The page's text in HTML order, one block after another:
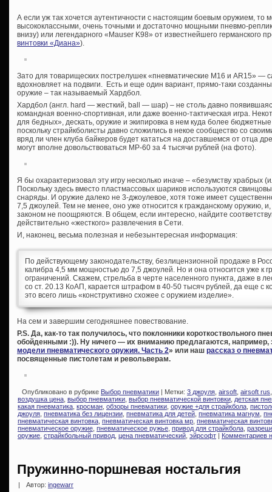
А если уж так хочется аутентичности с настоящим боевым оружием, то
высококлассными, очень точными и достаточно мощными пневмо-
внизу) или легендарного «Mauser K98» от известнейшего германского
винтовки «Диана»).
Зато для товарищеских пострелушек «пневматические М16 и AR15» —
вдохновляет на подвиги. Есть и еще один вариант, прямо-таки
оружие – так называемый Хардбол.
Хардбол (англ. hard — жесткий, ball — шар) – не столь давно
командная военно-спортивная, или даже военно-тактическая игра.
для бедных», дескать, оружие и экипировка в нем куда более
поскольку страйкболисты давно сложились в некое сообщество со
вряд ли член клуба байкеров будет кататься на доставшемся от отца
могут вполне довольствоваться МР-60 за 4 тысячи рублей (на фото).
Я бы охарактеризовал эту игру несколько иначе – «безумству
Поскольку здесь вместо пластмассовых шариков используются
снаряды. И оружие далеко не 3-джоулевое, хотя тоже имеет
7,5 джоулей. Тем не менее, оно уже относится к гражданскому оружию,
законом не поощряются. В общем, если интересно, найдите
действительно «жесткого» развлечения в Сети.
И, наконец, весьма полезная и небезынтересная информация:
По действующему законодательству, безлицензионной продаже в
калибра 4,5 мм мощностью до 7,5 джоулей. Но и она относится уже к
ограничений. Скажем, стрельба в черте населенного пункта, даже в
со ст. 20.13 КоАП, карается штрафом в 40-50 тысяч рублей, да еще с
это всего лишь «конструктивно схожее с оружием изделие».
На сем и завершим сегодняшнее повествование.
P.S. Да, как-то так получилось, что поклонники короткоствольного
обойденными :)). Ну ничего — их вниманию предлагаются, например,
модели пневматического оружия. Часть 2» или наш рассказ о
посвященные пистолетам и револьверам.
Опубликовано в рубрике Выбор пневматики | Метки: 3 джоуля airsoft airsoft rus
воздушка цена выбор пневматики выбор пневматической винтовки детская
какая пневматика кросман обзоры пневматики оружие +для страйкбола
джоуля пневматика без лицензии пневматика для детей пневматика магнум
пневматическая винтовка пневматическая винтовка мр пневматическая
пневматическое оружие пневматическое ружье привод для страйкбола
оружие страйкбольный привод цена пневматический эйрсофт | Комментариев
Пружинно-поршневая ностальгия
| Автор: ingewarr